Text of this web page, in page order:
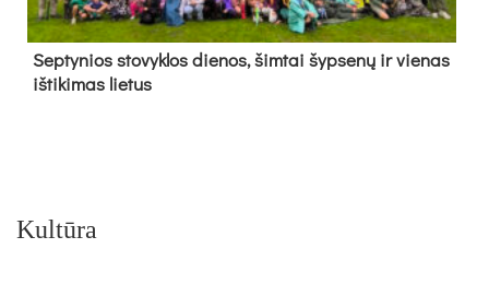
Sep­ty­nios sto­vyk­los die­nos, šim­tai šyp­se­nų ir vie­nas
iš­ti­ki­mas lie­tus
Kultūra